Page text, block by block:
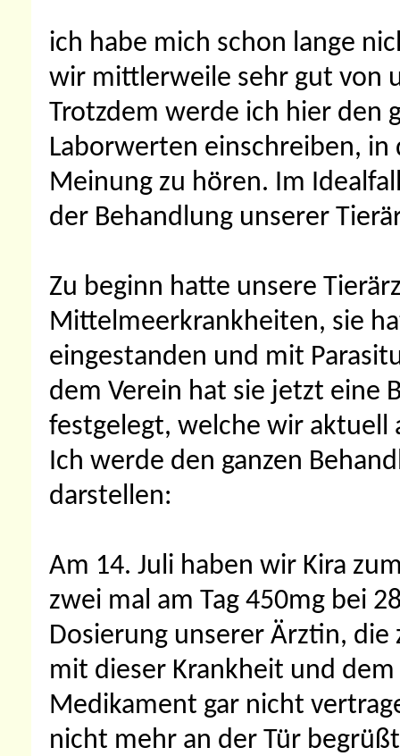
ich habe mich schon lange
wir mittlerweile sehr gut von
Trotzdem werde ich hier den
Laborwerten einschreiben,
Meinung zu hören. Im
der Behandlung unserer
Zu beginn hatte unsere
Mittelmeerkrankheiten, sie
eingestanden und mit
dem Verein hat sie jetzt eine
festgelegt, welche wir aktuell
Ich werde den ganzen
darstellen:
Am 14. Juli haben wir Kira
zwei mal am Tag 450mg bei
Dosierung unserer Ärztin,
mit dieser Krankheit und
Medikament gar nicht
nicht mehr an der Tür